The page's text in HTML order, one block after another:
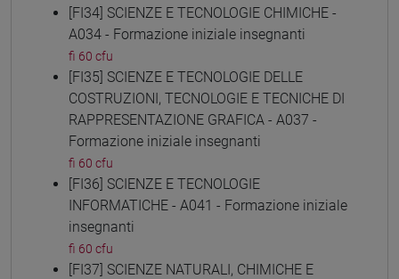
[FI34] SCIENZE E TECNOLOGIE CHIMICHE -
A034 - Formazione iniziale insegnanti
fi 60 cfu
[FI35] SCIENZE E TECNOLOGIE DELLE
COSTRUZIONI, TECNOLOGIE E TECNICHE DI
RAPPRESENTAZIONE GRAFICA - A037 -
Formazione iniziale insegnanti
fi 60 cfu
[FI36] SCIENZE E TECNOLOGIE
INFORMATICHE - A041 - Formazione iniziale
insegnanti
fi 60 cfu
[FI37] SCIENZE NATURALI, CHIMICHE E